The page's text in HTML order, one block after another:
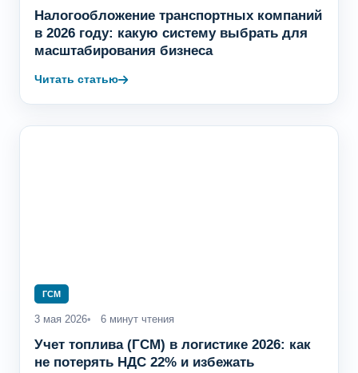
Налогообложение транспортных компаний
в 2026 году: какую систему выбрать для
масштабирования бизнеса
Читать статью
ГСМ
3 мая 2026 6 минут чтения
Учет топлива (ГСМ) в логистике 2026: как
не потерять НДС 22% и избежать